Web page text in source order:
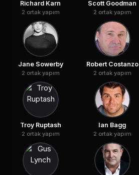
Richard Karn
2 ortak yapım
Scott Goodman
2 ortak yapım
Jane Sowerby
2 ortak yapım
Robert Costanzo
2 ortak yapım
Troy Ruptash
2 ortak yapım
Ian Bagg
2 ortak yapım